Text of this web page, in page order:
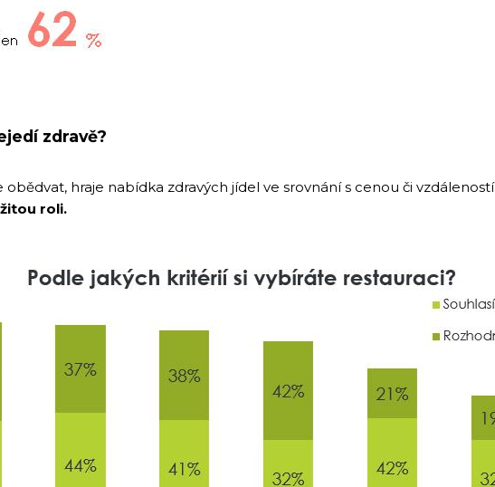
zdravě?
obědvat, hraje nabídka zdravých jídel ve srovnání s cenou či
roli.